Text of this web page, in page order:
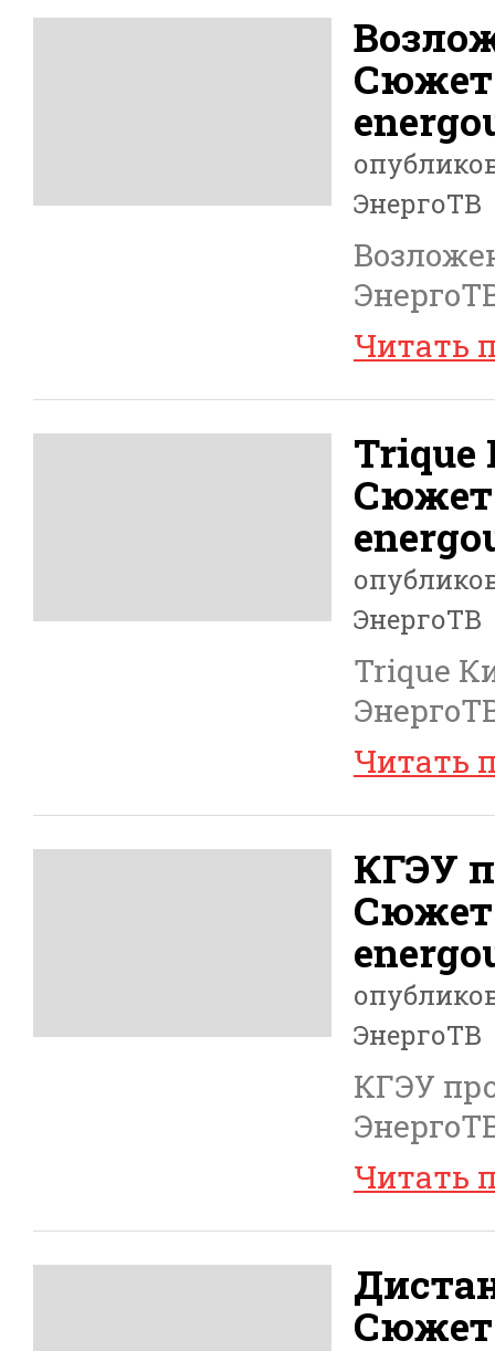
ЭнергоТВ
Читать
Trique
ЭнергоТВ
Trique
Читать
КГЭУ
ЭнергоТВ
КГЭУ
Читать